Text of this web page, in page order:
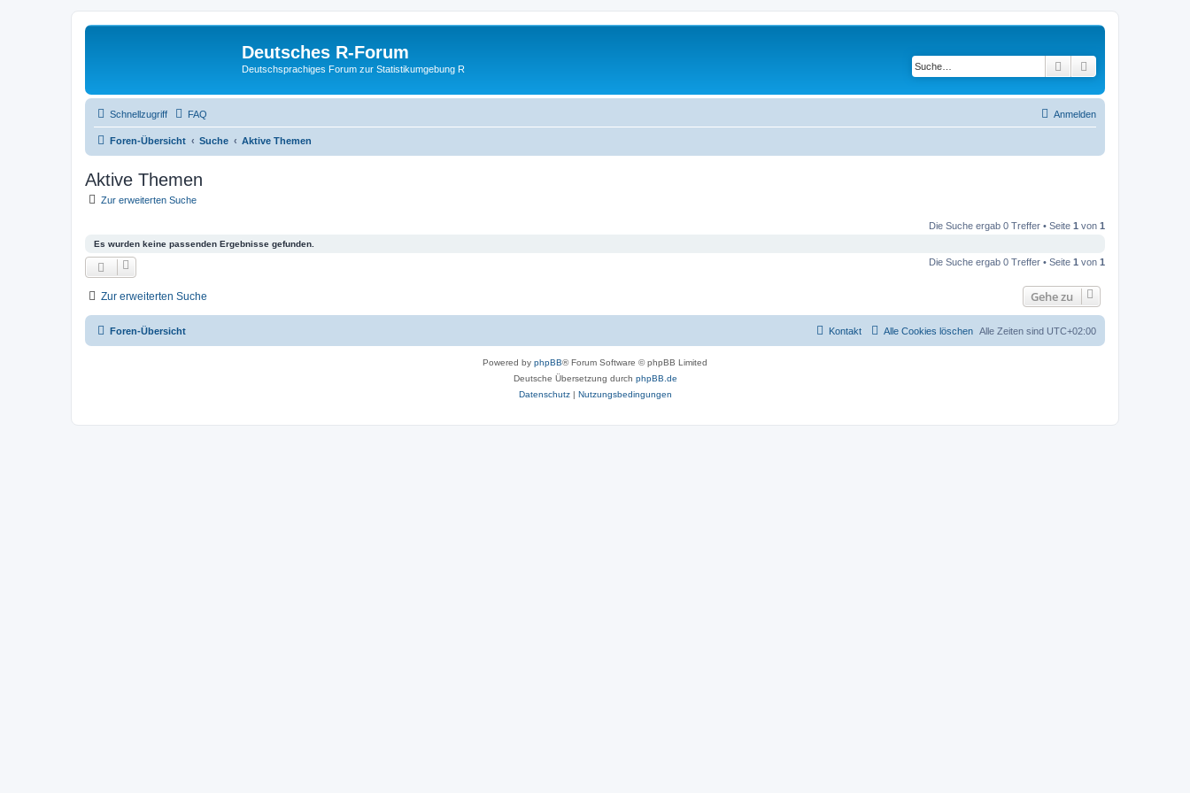
Deutsches R-Forum
Deutschsprachiges Forum zur Statistikumgebung R Suche
Schnellzugriff FAQ Anmelden
Foren-Übersicht Suche Aktive Themen
Aktive Themen
Zur erweiterten Suche
Die Suche ergab 0 Treffer • Seite 1 von 1
Es wurden keine passenden Ergebnisse gefunden.
Die Suche ergab 0 Treffer • Seite 1 von 1
Zur erweiterten Suche Gehe zu
Foren-Übersicht Alle Zeiten sind UTC+02:00
Alle Cookies löschen
Kontakt
Powered by phpBB® Forum Software © phpBB Limited
Deutsche Übersetzung durch phpBB.de
Datenschutz| Nutzungsbedingungen